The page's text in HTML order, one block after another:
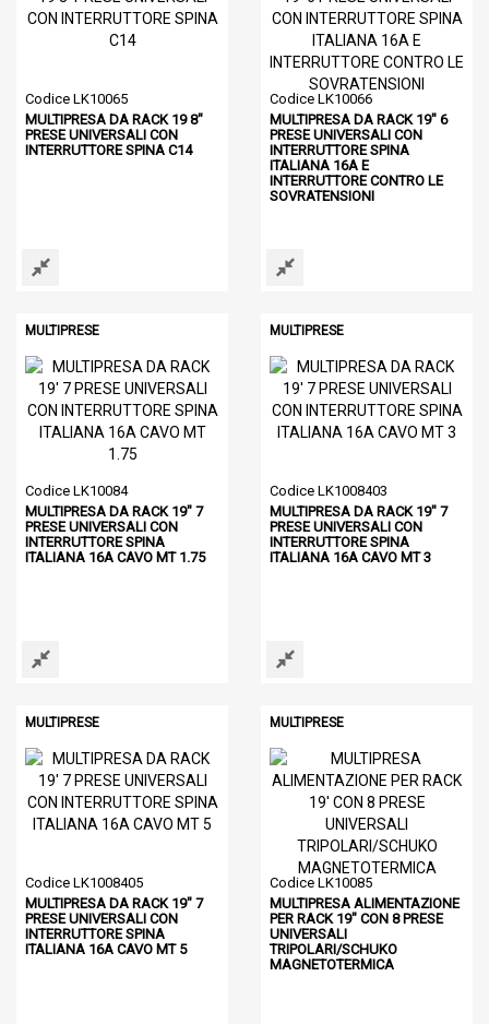
Codice LK10065
MULTIPRESA DA RACK 19 8"
PRESE UNIVERSALI CON
INTERRUTTORE SPINA C14
Codice LK10066
MULTIPRESA DA RACK 19" 6
PRESE UNIVERSALI CON
INTERRUTTORE SPINA
ITALIANA 16A E
INTERRUTTORE CONTRO LE
SOVRATENSIONI
MULTIPRESE
Codice LK10084
MULTIPRESA DA RACK 19" 7
PRESE UNIVERSALI CON
INTERRUTTORE SPINA
ITALIANA 16A CAVO MT 1.75
MULTIPRESE
Codice LK1008403
MULTIPRESA DA RACK 19" 7
PRESE UNIVERSALI CON
INTERRUTTORE SPINA
ITALIANA 16A CAVO MT 3
MULTIPRESE
Codice LK1008405
MULTIPRESA DA RACK 19" 7
PRESE UNIVERSALI CON
INTERRUTTORE SPINA
ITALIANA 16A CAVO MT 5
MULTIPRESE
Codice LK10085
MULTIPRESA ALIMENTAZIONE
PER RACK 19" CON 8 PRESE
UNIVERSALI
TRIPOLARI/SCHUKO
MAGNETOTERMICA